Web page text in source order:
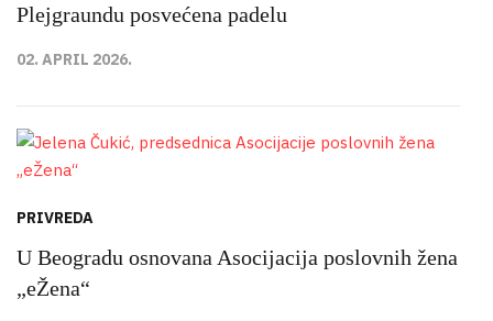
Plejgraundu posvećena padelu
02. APRIL 2026.
PRIVREDA
U Beogradu osnovana Asocijacija poslovnih žena
„eŽena“